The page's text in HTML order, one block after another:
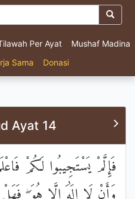
Per Ayat
Mushaf Madina
Sama Donasi
Ayat 14
فَإِلَّمْ يَسْتَجِيبُوا لَكُمْ